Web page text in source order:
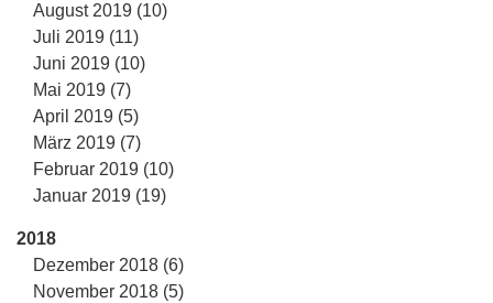
August 2019 (10)
Juli 2019 (11)
Juni 2019 (10)
Mai 2019 (7)
April 2019 (5)
März 2019 (7)
Februar 2019 (10)
Januar 2019 (19)
2018
Dezember 2018 (6)
November 2018 (5)